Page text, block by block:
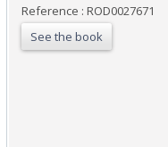
Reference : ROD0027671
See the book